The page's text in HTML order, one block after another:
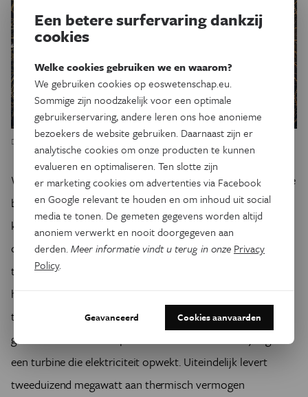
De experimentele fusiereactor ITER zal op zijn vroegst in 2030 klaar zijn.
Wetenschappers gebruiken de ervaringen met ITER voor de
bouw van een demonstratiemodel voor een echte
kernfusiecentrale met een tokamak die nog groter is dan
die van ITER. Die zal ongeveer vijfentwintig keer meer
thermische energie moeten leveren dan erin gaat: vijftig tot
honderd megawatt input voor een productie van
tweeduizend megawatt. De opgewekte hitte wordt dan
gebruikt om stoom te produceren voor de aandrijving van
een turbine die elektriciteit opwekt. Uiteindelijk levert
tweeduizend megawatt aan thermisch vermogen
Een betere surfervaring dankzij
cookies
Welke cookies gebruiken we en waarom?
We gebruiken cookies op eoswetenschap.eu.
Sommige zijn noodzakelijk voor een optimale
gebruikerservaring, andere leren ons hoe anonieme
bezoekers de website gebruiken. Daarnaast zijn er
analytische cookies om onze producten te kunnen
evalueren en optimaliseren. Ten slotte zijn
er marketing cookies om advertenties via Facebook
en Google relevant te houden en om inhoud uit social
media te tonen. De gemeten gegevens worden altijd
anoniem verwerkt en nooit doorgegeven aan
derden.Meer informatie vindt u terug in onze Privacy
Policy.
Geavanceerd Cookies aanvaarden